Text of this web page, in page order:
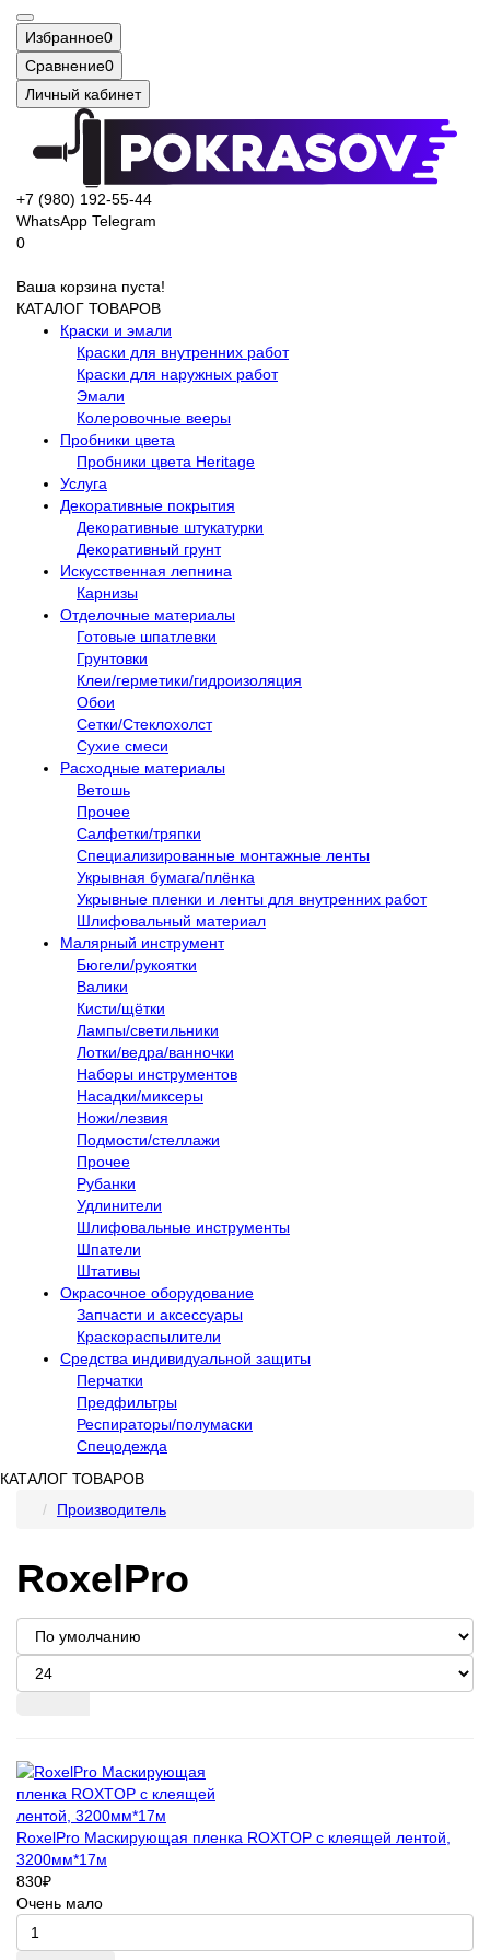
Избранное0
Сравнение0
Личный кабинет
+7 (980) 192-55-44
WhatsApp Telegram
0
Ваша корзина пуста!
КАТАЛОГ ТОВАРОВ
Краски и эмали
Краски для внутренних работ
Краски для наружных работ
Эмали
Колеровочные вееры
Пробники цвета
Пробники цвета Heritage
Услуга
Декоративные покрытия
Декоративные штукатурки
Декоративный грунт
Искусственная лепнина
Карнизы
Отделочные материалы
Готовые шпатлевки
Грунтовки
Клеи/герметики/гидроизоляция
Обои
Сетки/Стеклохолст
Сухие смеси
Расходные материалы
Ветошь
Прочее
Салфетки/тряпки
Специализированные монтажные ленты
Укрывная бумага/плёнка
Укрывные пленки и ленты для внутренних работ
Шлифовальный материал
Малярный инструмент
Бюгели/рукоятки
Валики
Кисти/щётки
Лампы/светильники
Лотки/ведра/ванночки
Наборы инструментов
Насадки/миксеры
Ножи/лезвия
Подмости/стеллажи
Прочее
Рубанки
Удлинители
Шлифовальные инструменты
Шпатели
Штативы
Окрасочное оборудование
Запчасти и аксессуары
Краскораспылители
Средства индивидуальной защиты
Перчатки
Предфильтры
Респираторы/полумаски
Спецодежда
КАТАЛОГ ТОВАРОВ
Производитель
RoxelPro
RoxelPro Маскирующая пленка ROXTOP с клеящей лентой,
3200мм*17м
830₽
Очень мало